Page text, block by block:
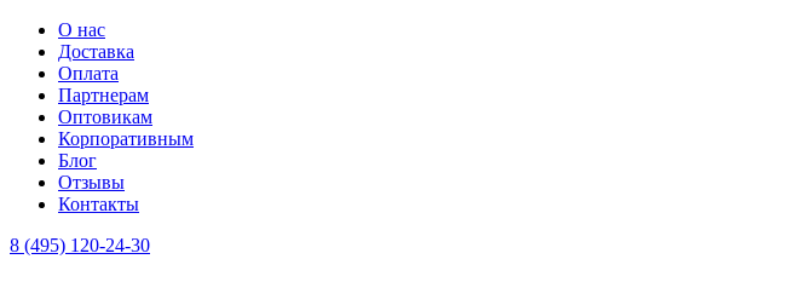
О нас
Доставка
Оплата
Партнерам
Оптовикам
Корпоративным
Блог
Отзывы
Контакты
8 (495) 120-24-30